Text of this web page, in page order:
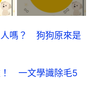
人嗎？ 狗狗原來是
！ 一文學識除毛5